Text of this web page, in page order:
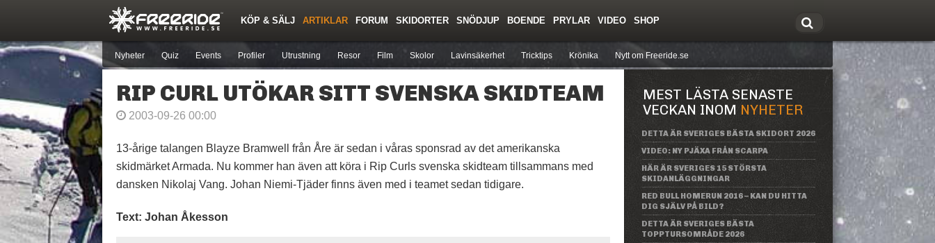
KÖP & SÄLJ ARTIKLAR
Nyheter Quiz Events Profiler Utrustning Resor Film Skolor Lavinsäkerhet Tricktips Krönika Nytt om Freeride.se
FORUM
Nya inlägg Forumlista
SKIDORTER
Snöfallstoppen Topplistor
SNÖDJUP BOENDE PRYLAR
Skidor Pjäxor
VIDEO
Årets Krasch
SHOP
RIP CURL UTÖKAR SITT SVENSKA SKIDTEAM
2003-09-26 00:00
13-årige talangen Blayze Bramwell från Åre är sedan i våras sponsrad av det amerikanska
skidmärket Armada. Nu kommer han även att köra i Rip Curls svenska skidteam tillsammans med
dansken Nikolaj Vang. Johan Niemi-Tjäder finns även med i teamet sedan tidigare.
Text: Johan Åkesson
MEST LÄSTA SENASTE
VECKAN INOM NYHETER
DETTA ÄR SVERIGES BÄSTA SKIDORT 2026
VIDEO: NY PJÄXA FRÅN SCARPA
HÄR ÄR SVERIGES 15 STÖRSTA
SKIDANLÄGGNINGAR
RED BULL HOMERUN 2016 – KAN DU HITTA
DIG SJÄLV PÅ BILD?
DETTA ÄR SVERIGES BÄSTA
TOPPTURSOMRÅDE 2026